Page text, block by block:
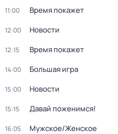
11:00 Время покажет
12:00 Новости
12:15 Время покажет
14:00 Большая игра
15:00 Новости
15:15 Давай поженимся!
16:05 Мужское/Женское